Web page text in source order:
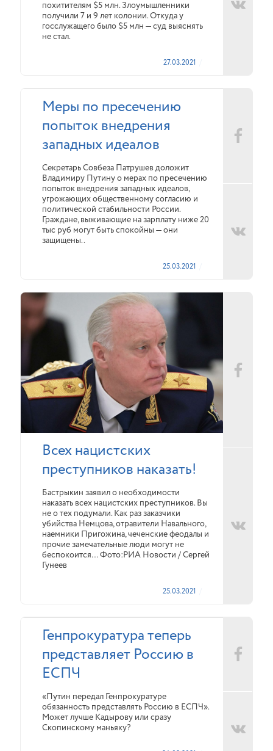
похитителям $5 млн. Злоумышленники
получили 7 и 9 лет колонии. Откуда у
госслужащего было $5 млн — суд выяснять
не стал.
27.03.2021
Меры по пресечению
попыток внедрения
западных идеалов
Секретарь Совбеза Патрушев доложит
Владимиру Путину о мерах по пресечению
попыток внедрения западных идеалов,
угрожающих общественному согласию и
политической стабильности России.
Граждане, выживающие на зарплату ниже 20
тыс руб могут быть спокойны — они
защищены..
25.03.2021
Всех нацистских
преступников наказать!
Бастрыкин заявил о необходимости
наказать всех нацистских преступников. Вы
не о тех подумали. Как раз заказчики
убийства Немцова, отравители Навального,
наемники Пригожина, чеченские феодалы и
прочие замечательные люди могут не
беспокоится… Фото:РИА Новости / Сергей
Гунеев
25.03.2021
Генпрокуратура теперь
представляет Россию в
ЕСПЧ
«Путин передал Генпрокуратуре
обязанность представлять Россию в ЕСПЧ».
Может лучше Кадырову или сразу
Скопинскому маньяку?